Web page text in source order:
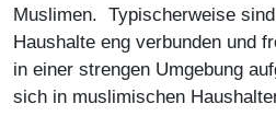
Muslimen. Typischerweise
Haushalte eng verbunden und
in einer strengen Umgebung
sich in muslimischen